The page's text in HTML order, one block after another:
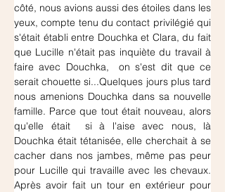
côté, nous avions aussi des étoiles dans les
yeux, compte tenu du contact privilégié qui
s'était établi entre Douchka et Clara, du fait
que Lucille n'était pas inquiète du travail à
faire avec Douchka,  on s'est dit que ce
serait chouette si...Quelques jours plus tard
nous amenions Douchka dans sa nouvelle
famille. Parce que tout était nouveau, alors
qu'elle était  si à l'aise avec nous, là
Douchka était tétanisée, elle cherchait à se
cacher dans nos jambes, même pas peur
pour Lucille qui travaille avec les chevaux.
Après avoir fait un tour en extérieur pour